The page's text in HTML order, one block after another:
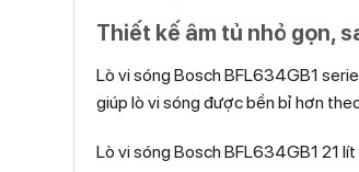
Thiết kế âm tủ nhỏ gọn,
Lò vi sóng Bosch BFL634GB1
giúp lò vi sóng được bền bỉ hơn
Lò vi sóng Bosch BFL634GB1 21